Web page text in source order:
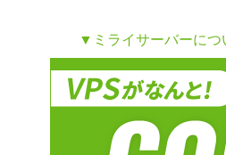
▼ミライサーバーに